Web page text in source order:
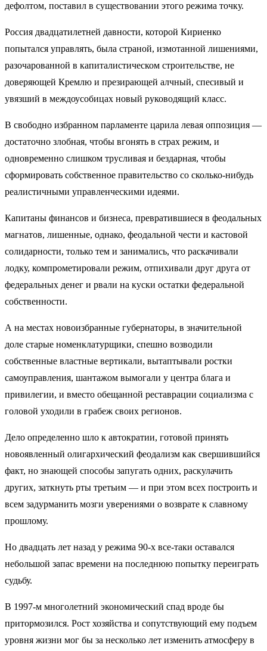
дефолтом, поставил в существовании этого режима точку.
Россия двадцатилетней давности, которой Кириенко
попытался управлять, была страной, измотанной лишениями,
разочарованной в капиталистическом строительстве, не
доверяющей Кремлю и презирающей алчный, спесивый и
увязший в междоусобицах новый руководящий класс.
В свободно избранном парламенте царила левая оппозиция —
достаточно злобная, чтобы вгонять в страх режим, и
одновременно слишком трусливая и бездарная, чтобы
сформировать собственное правительство со сколько-нибудь
реалистичными управленческими идеями.
Капитаны финансов и бизнеса, превратившиеся в феодальных
магнатов, лишенные, однако, феодальной чести и кастовой
солидарности, только тем и занимались, что раскачивали
лодку, компрометировали режим, отпихивали друг друга от
федеральных денег и рвали на куски остатки федеральной
собственности.
А на местах новоизбранные губернаторы, в значительной
доле старые номенклатурщики, спешно возводили
собственные властные вертикали, вытаптывали ростки
самоуправления, шантажом вымогали у центра блага и
привилегии, и вместо обещанной реставрации социализма с
головой уходили в грабеж своих регионов.
Дело определенно шло к автократии, готовой принять
новоявленный олигархический феодализм как свершившийся
факт, но знающей способы запугать одних, раскулачить
других, заткнуть рты третьим — и при этом всех построить и
всем задурманить мозги уверениями о возврате к славному
прошлому.
Но двадцать лет назад у режима 90-х все-таки оставался
небольшой запас времени на последнюю попытку переиграть
судьбу.
В 1997-м многолетний экономический спад вроде бы
притормозился. Рост хозяйства и сопутствующий ему подъем
уровня жизни мог бы за несколько лет изменить атмосферу в